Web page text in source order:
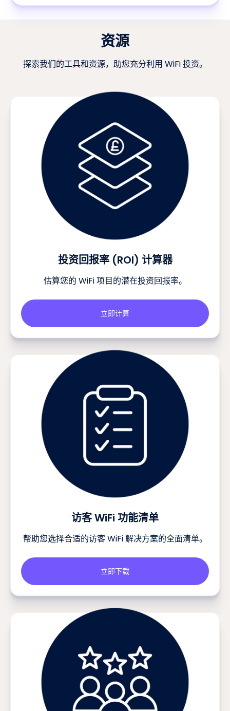
资源
探索我们的工具和资源，助您充分利用 WiFi 投资。
投资回报率 (ROI) 计算器
估算您的 WiFi 项目的潜在投资回报率。
立即计算
访客 WiFi 功能清单
帮助您选择合适的访客 WiFi 解决方案的全面清单。
立即下载